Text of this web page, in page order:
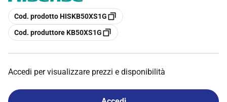
copia
Cod. prodotto HISKB50XS1G
copia
Cod. produttore KB50XS1G
Accedi per visualizzare prezzi e disponibilità